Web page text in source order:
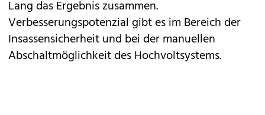
Lang das Ergebnis zusammen.
Verbesserungspotenzial gibt es im Bereich der
Insassensicherheit und bei der manuellen
Abschaltmöglichkeit des Hochvoltsystems.